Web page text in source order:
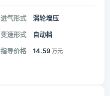
进气形式 涡轮增压
变速形式 自动档
指导价格 14.59 万元